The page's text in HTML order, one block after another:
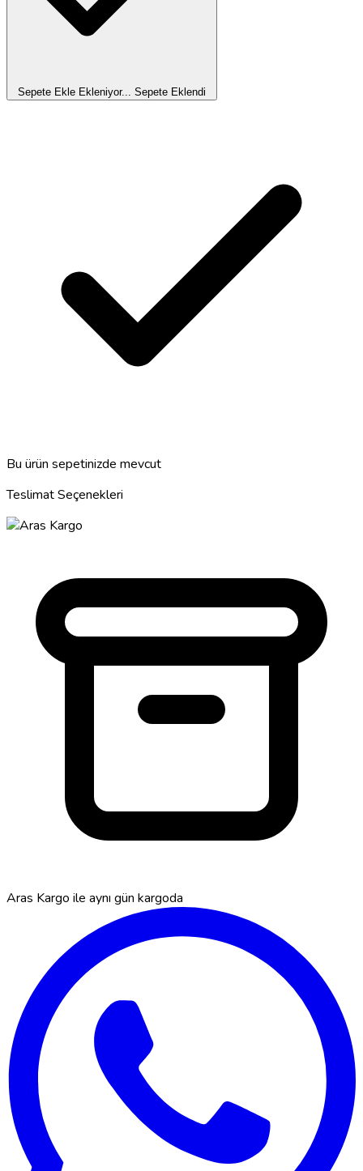
Sepete Ekle Ekleniyor... Sepete Eklendi
Bu ürün sepetinizde mevcut
Teslimat Seçenekleri
Aras Kargo ile aynı gün kargoda